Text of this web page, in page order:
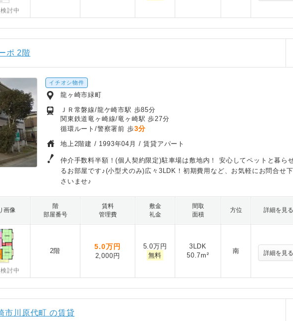
討中
ポ 2階
イチオシ物件
龍ヶ崎市緑町
ＪＲ常磐線/龍ケ崎市駅 歩85分
関東鉄道竜ヶ崎線/竜ヶ崎駅 歩27分
循環ルート/警察署前 歩3分
地上2階建 / 1993年04月 / 賃貸アパート
仲介手数料半額！(個人契約限定)駐車場は敷地内！ 安心してペットと暮ら
るお部屋です♪(小型犬のみ)広々3LDK！初期費用など、お気軽にお問合せ下
さいませ♪
画像
階
部屋番号
賃料
管理費
敷金
礼金
間取
面積
方位 詳細を見る
討中
2階
5.0万円
2,000円
5.0万円
無料
3LDK
50.7m²
南 詳細を見る
市川原代町 の賃貸